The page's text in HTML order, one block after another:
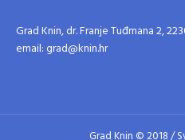
Grad Knin, dr. Franje Tuđmana 2,
email: grad@knin.hr
Grad Knin © 2018 /